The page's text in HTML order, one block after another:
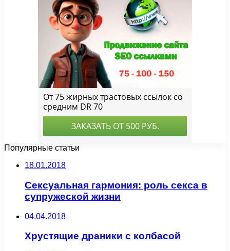
Популярные статьи
18.01.2018
Сексуальная гармония: роль секса в
супружеской жизни
04.04.2018
Хрустящие драники с колбасой